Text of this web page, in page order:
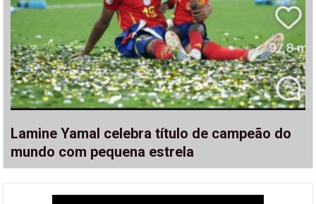
Lamine Yamal celebra título de campeão do
mundo com pequena estrela